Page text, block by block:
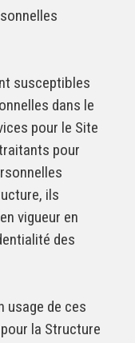
susceptibles
dans le
pour le Site
pour
ils
vigueur en
des
usage de ces
la Structure